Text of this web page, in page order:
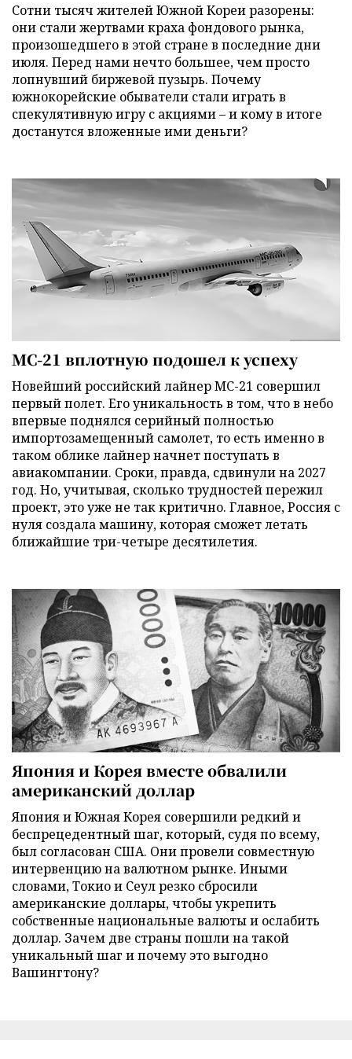
Сотни тысяч жителей Южной Кореи разорены:
они стали жертвами краха фондового рынка,
произошедшего в этой стране в последние дни
июля. Перед нами нечто большее, чем просто
лопнувший биржевой пузырь. Почему
южнокорейские обыватели стали играть в
спекулятивную игру с акциями – и кому в итоге
достанутся вложенные ими деньги?
МС-21 вплотную подошел к успеху
Новейший российский лайнер МС-21 совершил
первый полет. Его уникальность в том, что в небо
впервые поднялся серийный полностью
импортозамещенный самолет, то есть именно в
таком облике лайнер начнет поступать в
авиакомпании. Сроки, правда, сдвинули на 2027
год. Но, учитывая, сколько трудностей пережил
проект, это уже не так критично. Главное, Россия с
нуля создала машину, которая сможет летать
ближайшие три-четыре десятилетия.
Япония и Корея вместе обвалили
американский доллар
Япония и Южная Корея совершили редкий и
беспрецедентный шаг, который, судя по всему,
был согласован США. Они провели совместную
интервенцию на валютном рынке. Иными
словами, Токио и Сеул резко сбросили
американские доллары, чтобы укрепить
собственные национальные валюты и ослабить
доллар. Зачем две страны пошли на такой
уникальный шаг и почему это выгодно
Вашингтону?